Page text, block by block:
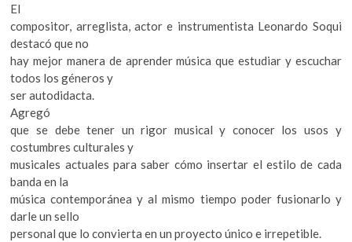
El
compositor, arreglista, actor e instrumentista Leonardo Soqui
destacó que no
hay mejor manera de aprender música que estudiar y escuchar
todos los géneros y
ser autodidacta.
Agregó
que se debe tener un rigor musical y conocer los usos y
costumbres culturales y
musicales actuales para saber cómo insertar el estilo de cada
banda en la
música contemporánea y al mismo tiempo poder fusionarlo y
darle un sello
personal que lo convierta en un proyecto único e irrepetible.